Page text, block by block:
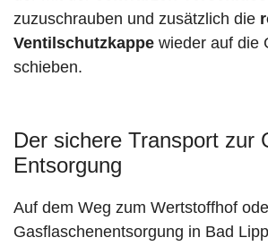
zuzuschrauben und zusätzlich die
Ventilschutzkappe wieder auf die
schieben.
Der sichere Transport zur
Entsorgung
Auf dem Weg zum Wertstoffhof
Gasflaschenentsorgung in Bad